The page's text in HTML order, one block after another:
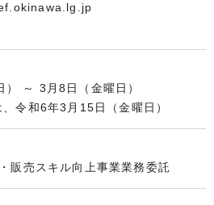
～ 3月8日（金曜日）
令和6年3月15日（金曜日）
販売スキル向上事業業務委託